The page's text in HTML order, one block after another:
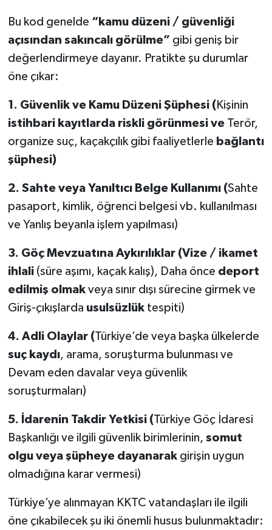
Bu kod genelde “kamu düzeni / güvenliği
açısından sakıncalı görülme” gibi geniş bir
değerlendirmeye dayanır. Pratikte şu durumlar
öne çıkar:
1. Güvenlik ve Kamu Düzeni Şüphesi ( Kişinin
istihbari kayıtlarda riskli görünmesi ve Terör,
organize suç, kaçakçılık gibi faaliyetlerle bağlantı
şüphesi)
2. Sahte veya Yanıltıcı Belge Kullanımı (Sahte
pasaport, kimlik, öğrenci belgesi vb. kullanılması
ve Yanlış beyanla işlem yapılması)
3. Göç Mevzuatına Aykırılıklar (Vize / ikamet
ihlali(süre aşımı, kaçak kalış), Daha önce deport
edilmiş olmakveya sınır dışı sürecine girmek ve
Giriş-çıkışlarda usulsüzlüktespiti)
4. Adli Olaylar (Türkiye’de veya başka ülkelerde
suç kaydı, arama, soruşturma bulunması ve
Devam eden davalar veya güvenlik
soruşturmaları)
5. İdarenin Takdir Yetkisi (Türkiye Göç İdaresi
Başkanlığı ve ilgili güvenlik birimlerinin, somut
olgu veya şüpheye dayanarakgirişin uygun
olmadığına karar vermesi)
Türkiye’ye alınmayan KKTC vatandaşları ile ilgili
öne çıkabilecek şu iki önemli husus bulunmaktadır: